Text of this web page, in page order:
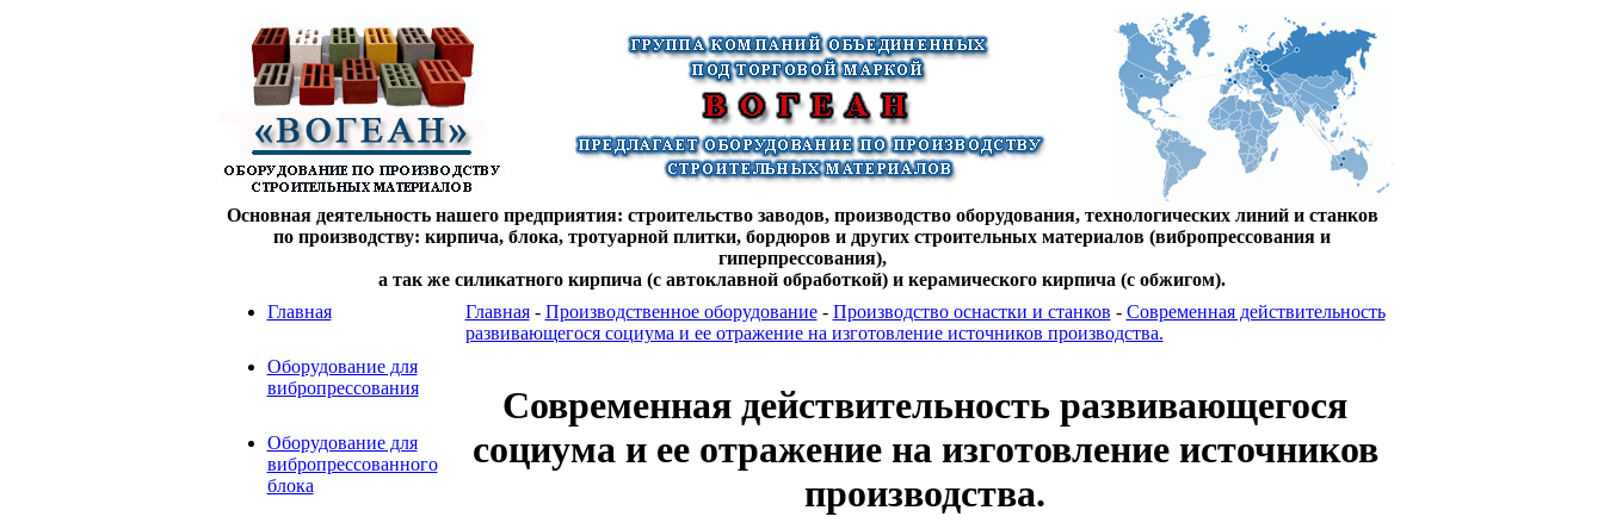
Основная деятельность нашего предприятия: строительство заводов, производство оборудования, технологических линий и станков
по производству: кирпича, блока, тротуарной плитки, бордюров и других строительных материалов (вибропрессования и
гиперпрессования),
а так же силикатного кирпича (с автоклавной обработкой) и керамического кирпича (с обжигом).
Главная
Оборудование для
вибропрессования
Оборудование для
вибропрессованного
блока
Главная- Производственное оборудование- Производство оснастки и станков - Современная действительность
развивающегося социума и ее отражение на изготовление источников производства.
Современная действительность развивающегося
социума и ее отражение на изготовление источников
производства.